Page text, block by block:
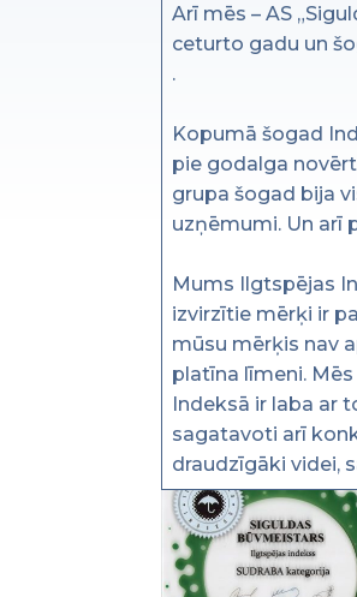
Arī mēs – AS
ceturto gadu un
.
Kopumā šogad
pie godalga
grupa šogad bija
uzņēmumi. Un arī
Mums Ilgtspējas
izvirzītie mērķi ir
mūsu mērķis nav
platīna līmeni.
Indeksā ir laba ar
sagatavoti arī
draudzīgāki videi,